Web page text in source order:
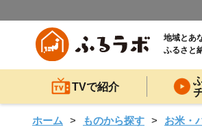
地域とあ
ふるさと
TVで紹介
ホーム ものから探す お米・